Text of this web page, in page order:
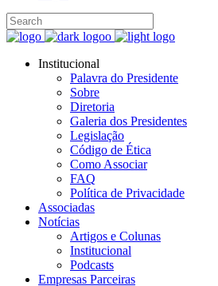
Institucional
Palavra do Presidente
Sobre
Diretoria
Galeria dos Presidentes
Legislação
Código de Ética
Como Associar
FAQ
Política de Privacidade
Associadas
Notícias
Artigos e Colunas
Institucional
Podcasts
Empresas Parceiras